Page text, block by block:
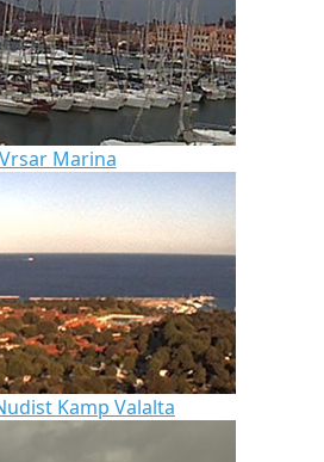
Vrsar Marina
Kamp Valalta